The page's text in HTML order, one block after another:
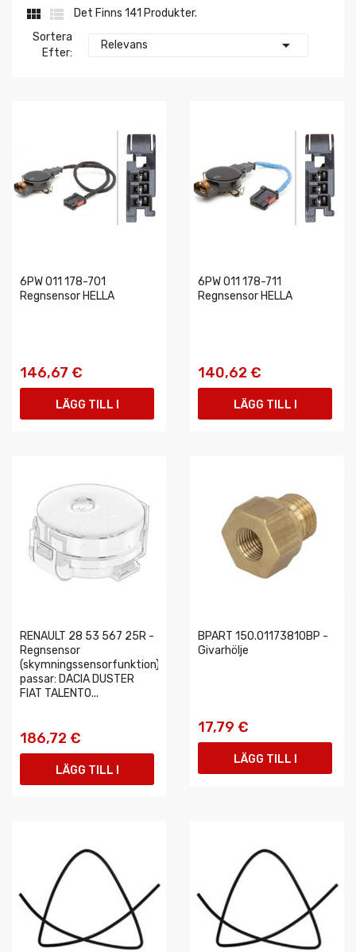
 
Det Finns 141 Produkter.
Sortera
Efter:
Relevans 
6PW 011 178-701
Regnsensor HELLA
146,67 €
LÄGG TILL I
6PW 011 178-711
Regnsensor HELLA
140,62 €
LÄGG TILL I
RENAULT 28 53 567 25R -
Regnsensor
(skymningssensorfunktion)
passar: DACIA DUSTER
FIAT TALENTO...
186,72 €
LÄGG TILL I
BPART 150.01173810BP -
Givarhölje
17,79 €
LÄGG TILL I